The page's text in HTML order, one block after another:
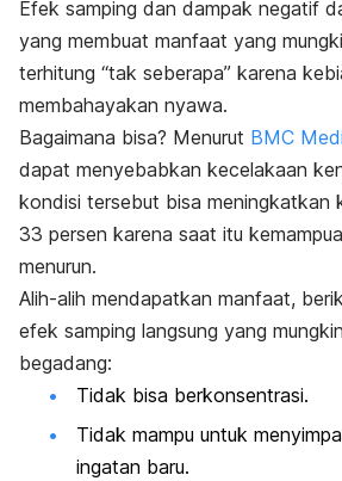
Efek samping dan dampak negatif
yang membuat manfaat yang
terhitung “tak seberapa” karena
membahayakan nyawa.
Bagaimana bisa? Menurut BMC
dapat menyebabkan kecelakaan
kondisi tersebut bisa meningkatkan
33 persen karena saat itu
menurun.
Alih-alih mendapatkan manfaat,
efek samping langsung yang
begadang:
Tidak bisa berkonsentrasi.
Tidak mampu untuk
ingatan baru.